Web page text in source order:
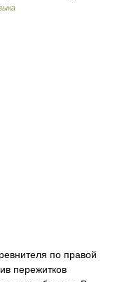
по правой
пережитков